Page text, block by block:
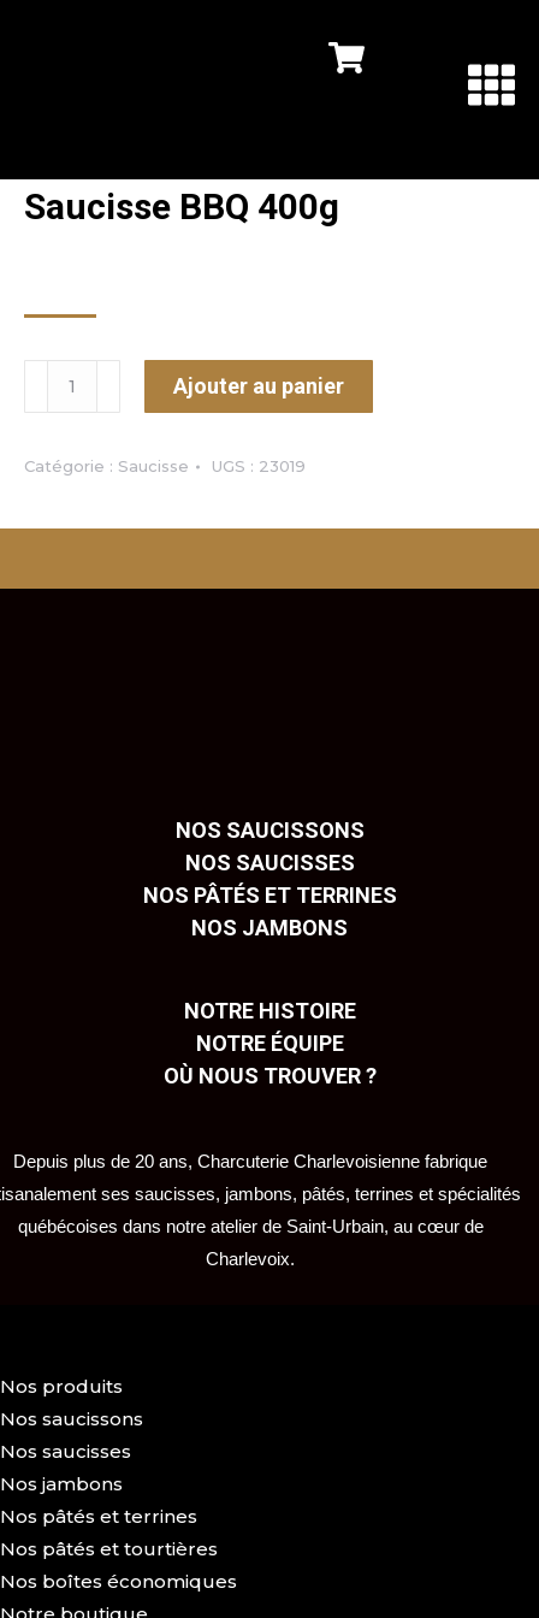
Saucisse BBQ 400g
Ajouter au panier
Catégorie : Saucisse UGS : 23019
NOS SAUCISSONS
NOS SAUCISSES
NOS PÂTÉS ET TERRINES
NOS JAMBONS
NOTRE HISTOIRE
NOTRE ÉQUIPE
OÙ NOUS TROUVER ?
Depuis plus de 20 ans, Charcuterie Charlevoisienne fabrique
ses saucisses, jambons, pâtés, terrines et spécialités
québécoises dans notre atelier de Saint-Urbain, au cœur de
Charlevoix.
Nos produits
Nos saucissons
Nos saucisses
Nos jambons
Nos pâtés et terrines
Nos pâtés et tourtières
Nos boîtes économiques